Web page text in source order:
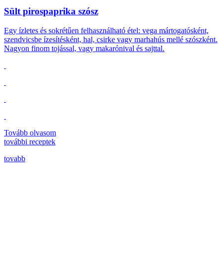
Sült pirospaprika szósz
Egy ízletes és sokrétűen felhasználható étel: vega mártogatósként,
szendvicsbe ízesítésként, hal, csirke vagy marhahús mellé szószként.
Nagyon finom tojással, vagy makarónival és sajttal.
Tovább olvasom
további receptek
tovabb